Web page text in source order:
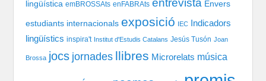
lingüística emBROSSAts enFABRAts entrevista Envers
estudiants internacionals exposició IEC
Indicadors
lingüístics inspira't Institut d'Estudis Catalans Jesús Tusón Joan
Brossa jocs jornades llibres Microrelats música